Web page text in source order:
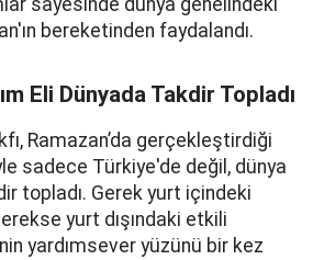
sayesinde dünya genelindeki
bereketinden faydalandı.
Eli Dünyada Takdir Topladı
Ramazan’da gerçekleştirdiği
sadece Türkiye'de değil, dünya
topladı. Gerek yurt içindeki
yurt dışındaki etkili
yardımsever yüzünü bir kez